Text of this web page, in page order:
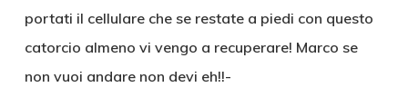
portati il cellulare che se restate a piedi con questo
catorcio almeno vi vengo a recuperare! Marco se
non vuoi andare non devi eh!!-